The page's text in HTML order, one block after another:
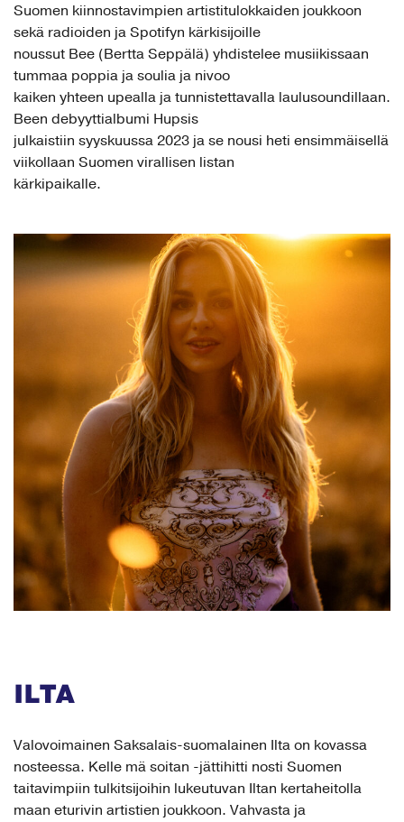
Suomen kiinnostavimpien artistitulokkaiden joukkoon
sekä radioiden ja Spotifyn kärkisijoille
noussut Bee (Bertta Seppälä) yhdistelee musiikissaan
tummaa poppia ja soulia ja nivoo
kaiken yhteen upealla ja tunnistettavalla laulusoundillaan.
Been debyyttialbumi Hupsis
julkaistiin syyskuussa 2023 ja se nousi heti ensimmäisellä
viikollaan Suomen virallisen listan
kärkipaikalle.
ILTA
Valovoimainen Saksalais-suomalainen Ilta on kovassa
nosteessa. Kelle mä soitan -jättihitti nosti Suomen
taitavimpiin tulkitsijoihin lukeutuvan Iltan kertaheitolla
maan eturivin artistien joukkoon. Vahvasta ja